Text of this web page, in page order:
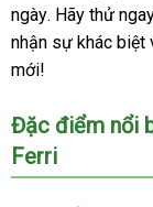
ngàygiảm
giá
. Hãy thử
nhận sự khác biệt
mới!
Đặc điểm nổi
Ferri